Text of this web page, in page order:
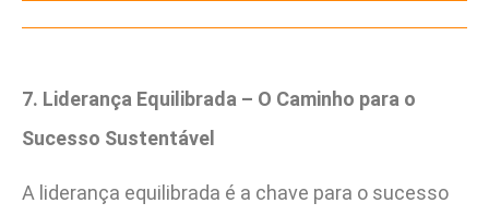
7. Liderança Equilibrada – O Caminho para o
Sucesso Sustentável
A liderança equilibrada é a chave para o sucesso